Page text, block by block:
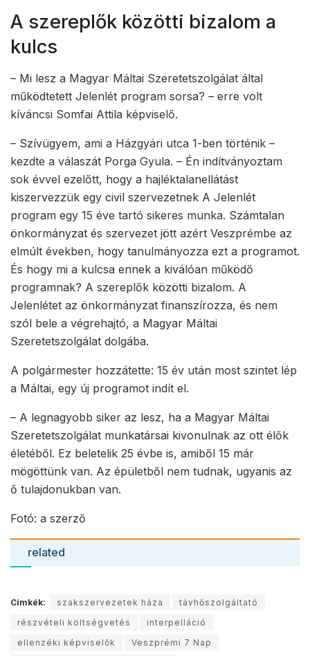
A szereplők közötti bizalom a
kulcs
– Mi lesz a Magyar Máltai Szeretetszolgálat által
működtetett Jelenlét program sorsa? – erre volt
kíváncsi Somfai Attila képviselő.
– Szívügyem, ami a Házgyári utca 1-ben történik –
kezdte a válaszát Porga Gyula. – Én indítványoztam
sok évvel ezelőtt, hogy a hajléktalanellátást
kiszervezzük egy civil szervezetnek A Jelenlét
program egy 15 éve tartó sikeres munka. Számtalan
önkormányzat és szervezet jött azért Veszprémbe az
elmúlt években, hogy tanulmányozza ezt a programot.
És hogy mi a kulcsa ennek a kiválóan működő
programnak? A szereplők közötti bizalom. A
Jelenlétet az önkormányzat finanszírozza, és nem
szól bele a végrehajtó, a Magyar Máltai
Szeretetszolgálat dolgába.
A polgármester hozzátette: 15 év után most szintet lép
a Máltai, egy új programot indít el.
– A legnagyobb siker az lesz, ha a Magyar Máltai
Szeretetszolgálat munkatársai kivonulnak az ott élők
életéből. Ez beletelik 25 évbe is, amiből 15 már
mögöttünk van. Az épületből nem tudnak, ugyanis az
ő tulajdonukban van.
Fotó: a szerző
related
Címkék: szakszervezetek háza
távhőszolgáltató
részvételi költségvetés
interpelláció
ellenzéki képviselők
Veszprémi 7 Nap